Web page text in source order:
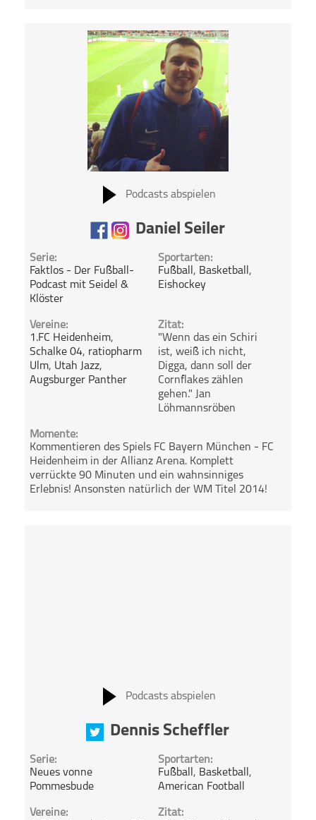
Podcasts abspielen
Daniel Seiler
Serie:
Faktlos - Der Fußball-
Podcast mit Seidel &
Klöster
Sportarten:
Fußball , Basketball ,
Eishockey
Vereine:
1.FC Heidenheim,
Schalke 04, ratiopharm
Ulm, Utah Jazz,
Augsburger Panther
Zitat:
"Wenn das ein Schiri
ist, weiß ich nicht,
Digga, dann soll der
Cornflakes zählen
gehen." Jan
Löhmannsröben
Momente:
Kommentieren des Spiels FC Bayern München - FC
Heidenheim in der Allianz Arena. Komplett
verrückte 90 Minuten und ein wahnsinniges
Erlebnis! Ansonsten natürlich der WM Titel 2014!
Podcasts abspielen
Dennis Scheffler
Serie:
Neues vonne
Pommesbude
Sportarten:
Fußball , Basketball ,
American Football
Vereine:
Zitat: